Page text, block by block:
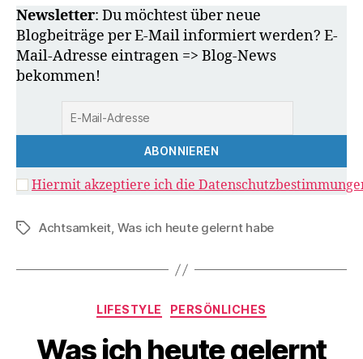
Newsletter: Du möchtest über neue
Blogbeiträge per E-Mail informiert werden? E-
Mail-Adresse eintragen => Blog-News
bekommen!
Hiermit akzeptiere ich die
Schlagwörter
Achtsamkeit, Was ich heute gelernt habe
Kategorien
LIFESTYLE PERSÖNLICHES
Was ich heute gelernt